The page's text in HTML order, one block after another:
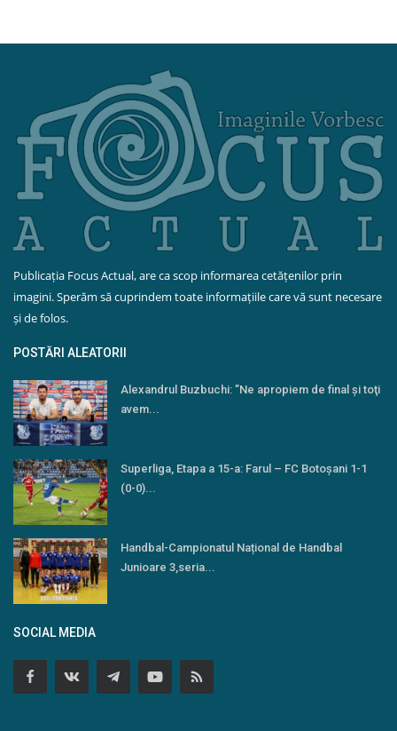
Publicația Focus Actual, are ca scop informarea cetățenilor prin
imagini. Sperăm să cuprindem toate informațiile care vă sunt necesare
și de folos.
POSTĂRI ALEATORII
Alexandrul Buzbuchi: ’’Ne apropiem de final şi toţi
avem...
Superliga, Etapa a 15-a: Farul – FC Botoşani 1-1
(0-0)...
Handbal-Campionatul Național de Handbal
Junioare 3,seria...
SOCIAL MEDIA